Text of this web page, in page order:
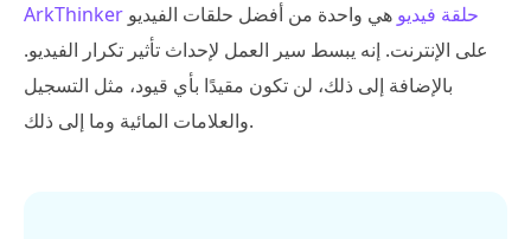
ArkThinker حلقة فيديو هي واحدة من أفضل حلقات الفيديو
على الإنترنت. إنه يبسط سير العمل لإحداث تأثير تكرار الفيديو.
بالإضافة إلى ذلك، لن تكون مقيدًا بأي قيود، مثل التسجيل
والعلامات المائية وما إلى ذلك.